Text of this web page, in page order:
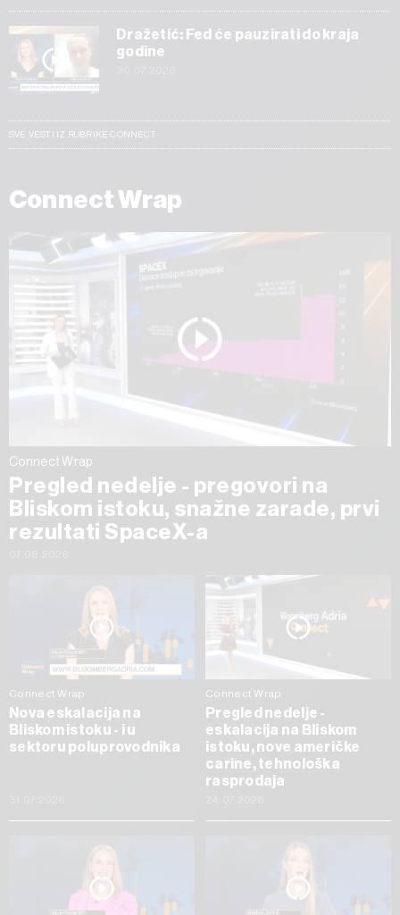
Dražetić: Fed će pauzirati do kraja
godine
SVE VESTI IZ RUBRIKE CONNECT
Connect Wrap
Connect Wrap
Pregled nedelje - pregovori na
Bliskom istoku, snažne zarade, prvi
rezultati SpaceX-a
Connect Wrap
Nova eskalacija na
Bliskom istoku - i u
sektoru poluprovodnika
Connect Wrap
Pregled nedelje -
eskalacija na Bliskom
istoku, nove američke
carine, tehnološka
rasprodaja